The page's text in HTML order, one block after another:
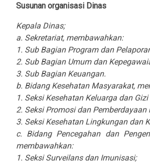
Susunan organisasi Dinas
Kepala Dinas;
a. Sekretariat, membawahkan:
1. Sub Bagian Program dan
2. Sub Bagian Umum dan
3. Sub Bagian Keuangan.
b. Bidang Kesehatan Masyarakat,
1. Seksi Kesehatan Keluarga dan
2. Seksi Promosi dan Pemberdayaan
3. Seksi Kesehatan Lingkungan dan
c. Bidang Pencegahan dan
membawahkan:
1. Seksi Surveilans dan Imunisasi;